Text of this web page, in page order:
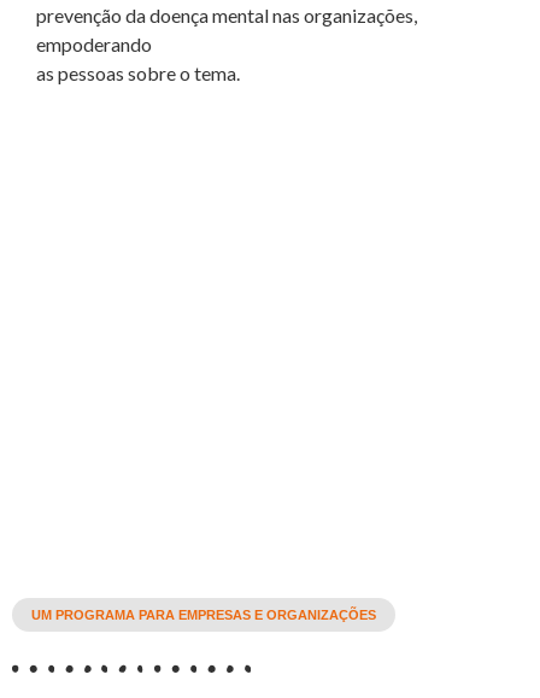
prevenção da doença mental nas organizações,
empoderando
as pessoas sobre o tema.
UM PROGRAMA PARA EMPRESAS E ORGANIZAÇÕES